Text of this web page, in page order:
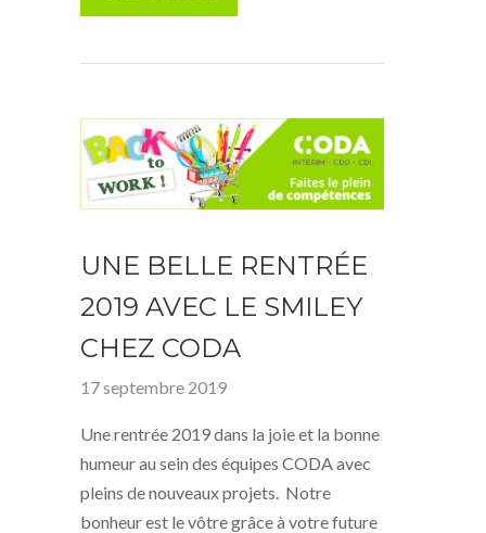
UNE BELLE RENTRÉE
2019 AVEC LE SMILEY
CHEZ CODA
17 septembre 2019
Une rentrée 2019 dans la joie et la bonne
humeur au sein des équipes CODA avec
pleins de nouveaux projets. Notre
bonheur est le vôtre grâce à votre future